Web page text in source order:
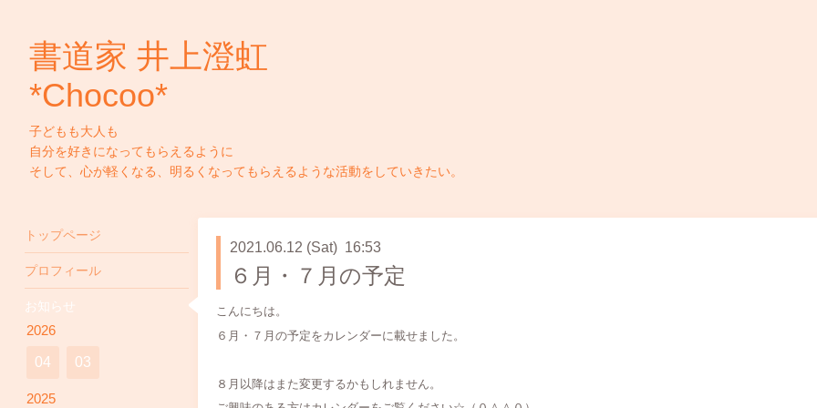
書道家 井上澄虹
*Chocoo*
子どもも大人も
自分を好きになってもらえるように
そして、心が軽くなる、明るくなってもらえるような活動をしていきたい。
2021.06.12 (Sat) 16:53
６月・７月の予定
こんにちは。
６月・７月の予定をカレンダーに載せました。
８月以降はまた変更するかもしれません。
トップページ
プロフィール
お知らせ
2026
04 03
2025